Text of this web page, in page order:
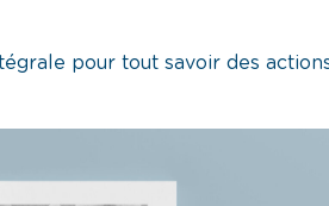
pour tout savoir des